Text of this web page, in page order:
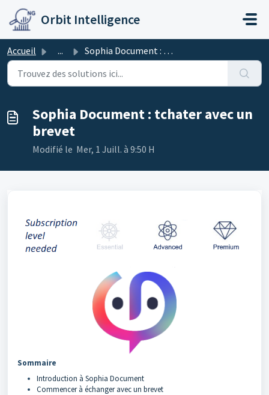
Passer au contenu principal
Orbit Intelligence
Accueil ... Sophia Document : tchater avec un brevet
Sophia Document : tchater avec un
brevet
Modifié le Mer, 1 Juill. à 9:50 H
Sommaire
Introduction à Sophia Document
Commencer à échanger avec un brevet